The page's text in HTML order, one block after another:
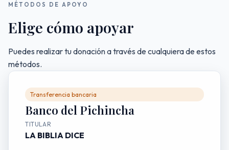
MÉTODOS DE APOYO
Elige cómo apoyar
Puedes realizar tu donación a través de cualquiera de estos
métodos.
Transferencia bancaria
Banco del Pichincha
TITULAR
LA BIBLIA DICE